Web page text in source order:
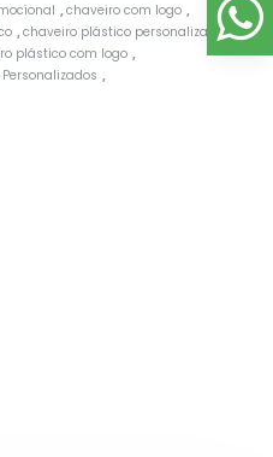
,chaveiro com logo ,
,chaveiro plástico personalizado ,
plástico com logo ,
,